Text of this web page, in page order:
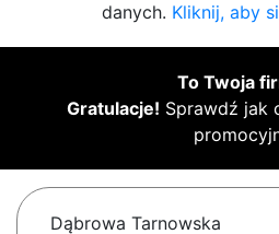
danych. Kliknij, aby
To Twoja
Gratulacje! Sprawdź jak
Dąbrowa Tarnowska